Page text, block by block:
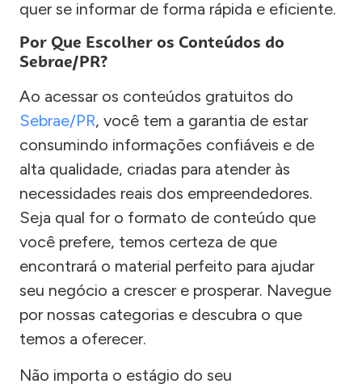
quer se informar de forma rápida e eficiente.
Por Que Escolher os Conteúdos do
Sebrae/PR?
Ao acessar os conteúdos gratuitos do
Sebrae/PR, você tem a garantia de estar
consumindo informações confiáveis e de
alta qualidade, criadas para atender às
necessidades reais dos empreendedores.
Seja qual for o formato de conteúdo que
você prefere, temos certeza de que
encontrará o material perfeito para ajudar
seu negócio a crescer e prosperar. Navegue
por nossas categorias e descubra o que
temos a oferecer.
Não importa o estágio do seu